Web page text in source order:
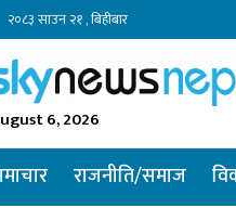
२०८३ साउन २१ , बिहीबार
6, 2026
राजनीति/समाज